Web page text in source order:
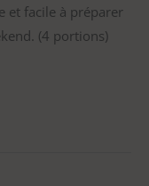
et facile à préparer
(4 portions)